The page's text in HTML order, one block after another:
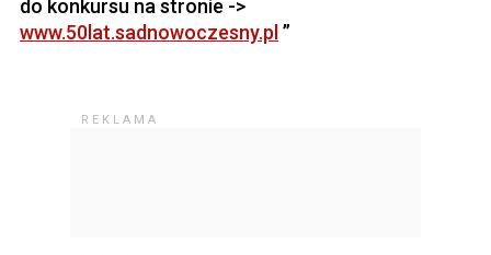
do konkursu na stronie ->
www.50lat.sadnowoczesny.pl ”